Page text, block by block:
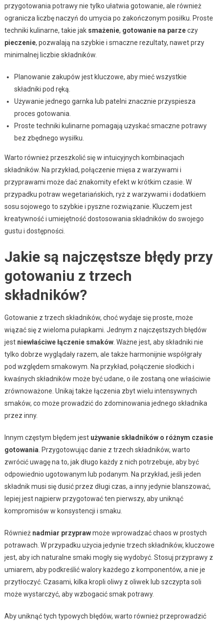
przygotowania potrawy nie tylko ułatwia gotowanie, ale również
ogranicza liczbę naczyń do umycia po zakończonym posiłku. Proste
techniki kulinarne, takie jak smażenie, gotowanie na parzeczy
pieczenie, pozwalają na szybkie i smaczne rezultaty, nawet przy
minimalnej liczbie składników.
Planowanie zakupów jest kluczowe, aby mieć wszystkie
składniki pod ręką.
Używanie jednego garnka lub patelni znacznie przyspiesza
proces gotowania.
Proste techniki kulinarne pomagają uzyskać smaczne potrawy
bez zbędnego wysiłku.
Warto również przeszkolić się w intuicyjnych kombinacjach
składników. Na przykład, połączenie mięsa z warzywami i
przyprawami może dać znakomity efekt w krótkim czasie. W
przypadku potraw wegetariańskich, ryż z warzywami i dodatkiem
sosu sojowego to szybkie i pyszne rozwiązanie. Kluczem jest
kreatywność i umiejętność dostosowania składników do swojego
gustu i dostępności.
Jakie są najczęstsze błędy przy
gotowaniu z trzech
składników?
Gotowanie z trzech składników, choć wydaje się proste, może
wiązać się z wieloma pułapkami. Jednym z najczęstszych błędów
jest niewłaściwe łączenie smaków. Ważne jest, aby składniki nie
tylko dobrze wyglądały razem, ale także harmonijnie współgrały
pod względem smakowym. Na przykład, połączenie słodkich i
kwaśnych składników może być udane, o ile zostaną one właściwie
zrównoważone. Unikaj także łączenia zbyt wielu intensywnych
smaków, co może prowadzić do zdominowania jednego składnika
przez inny.
Innym częstym błędem jest używanie składników o różnym czasie
gotowania . Przygotowując danie z trzech składników, warto
zwrócić uwagę na to, jak długo każdy z nich potrzebuje, aby być
odpowiednio ugotowanym lub podanym. Na przykład, jeśli jeden
składnik musi się dusić przez długi czas, a inny jedynie blanszować,
lepiej jest najpierw przygotować ten pierwszy, aby uniknąć
kompromisów w konsystencji i smaku.
Również nadmiar przyprawmoże wprowadzać chaos w prostych
potrawach. W przypadku użycia jedynie trzech składników, kluczowe
jest, aby ich naturalne smaki mogły się wydobyć. Stosuj przyprawy z
umiarem, aby podkreślić walory każdego z komponentów, a nie je
przytłoczyć. Czasami, kilka kropli oliwy z oliwek lub szczypta soli
może wystarczyć, aby wzbogacić smak potrawy.
Aby uniknąć tych typowych błędów, warto również przeprowadzić